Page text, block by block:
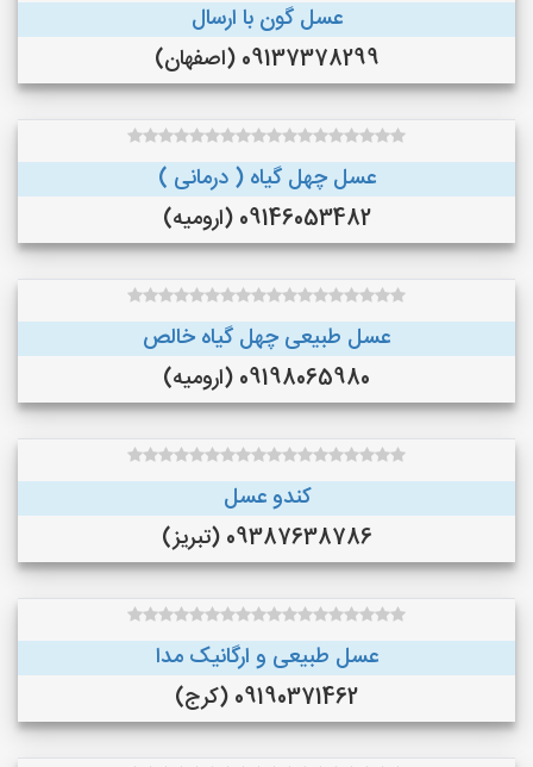
عسل گون با ارسال
09137378299 (اصفهان)
عسل چهل گیاه ( درمانی )
09146053482 (ارومیه)
عسل طبیعی چهل گیاه خالص
09198065980 (ارومیه)
کندو عسل
09387638786 (تبریز)
عسل طبیعی و ارگانیک مدا
09190371462 (کرج)